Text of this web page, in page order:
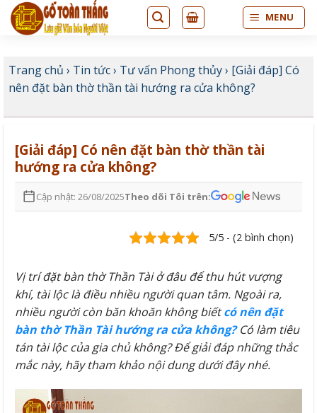
Bỏ
qua
MENU
Trang chủ › Tin tức› Tư vấn Phong thủy› [Giải đáp] Có
nên đặt bàn thờ thần tài hướng ra cửa không?
[Giải đáp] Có nên đặt bàn thờ thần tài
hướng ra cửa không?
Cập nhật: 26/08/2025Theo dõi Tôi trên:
5/5 - (2 bình chọn)
Vị trí đặt bàn thờ Thần Tài ở đâu để thu hút vượng
khí, tài lộc là điều nhiều người quan tâm. Ngoài ra,
nhiều người còn băn khoăn không biếtcó nên đặt
bàn thờ Thần Tài hướng ra cửa không?Có làm tiêu
tán tài lộc của gia chủ không? Để giải đáp những thắc
mắc này, hãy tham khảo nội dung dưới đây nhé.